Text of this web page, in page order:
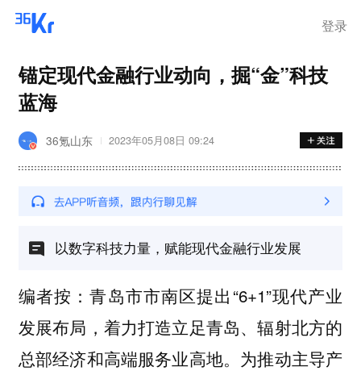
登录
锚定现代金融行业动向，掘“金”科技
蓝海
36氪山东 2023年05月08日 09:24
以数字科技力量，赋能现代金融行业发展
编者按：青岛市市南区提出“6+1”现代产业
发展布局，着力打造立足青岛、辐射北方的
总部经济和高端服务业高地。为推动主导产